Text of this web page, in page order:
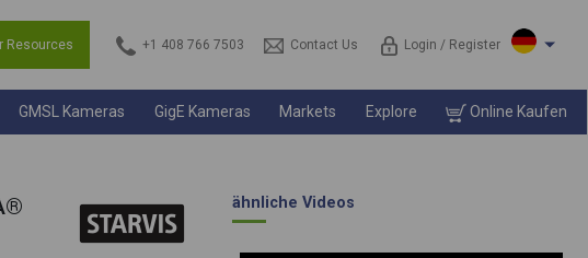
Resources +1 408 766 7503 Contact Us Login / Register
GMSL Kameras GigE Kameras Markets Explore Online Kaufen
ähnliche Videos